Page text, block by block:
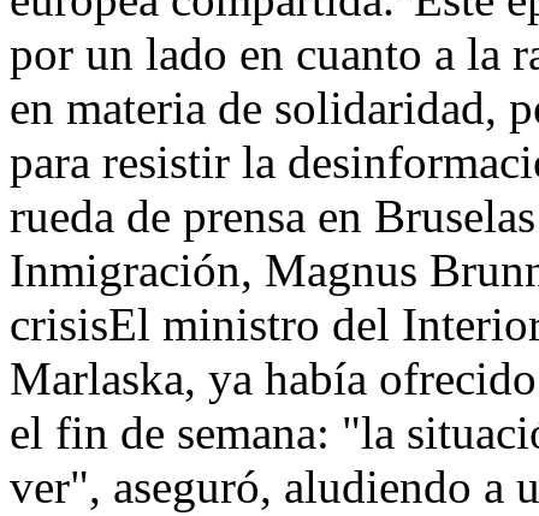
por un lado en cuanto a la
en materia de solidaridad,
para resistir la
rueda de prensa en
Inmigración, Magnus
crisisEl ministro del
Marlaska, ya había
el fin de semana: "la
ver", aseguró, aludiendo a